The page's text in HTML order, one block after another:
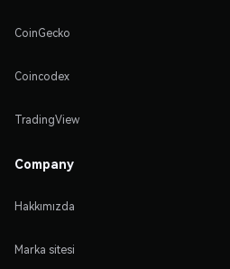
CoinGecko
Coincodex
TradingView
Company
Hakkımızda
Marka sitesi